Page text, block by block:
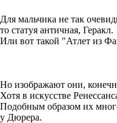
Для мальчика не так
то статуя античная, Геракл.
Или вот такой "Атлет из
Но изображают они,
Хотя в искусстве
Подобным образом их
у Дюрера.